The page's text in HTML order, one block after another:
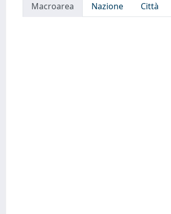
Macroarea Nazione Città